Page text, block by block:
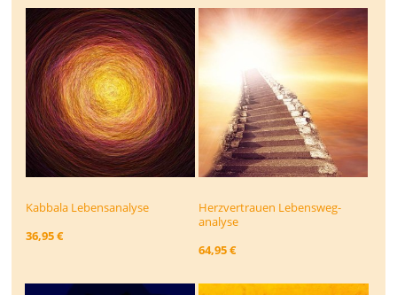
Kabbala Lebensanalyse
36,95 €
Herzvertrauen Lebensweg­
analyse
64,95 €